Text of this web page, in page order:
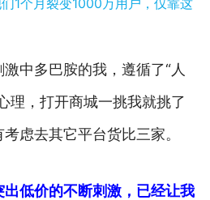
中多巴胺的我，遵循了“人
理，打开商城一挑我就挑了
虑去其它平台货比三家。
出低价的不断刺激，已经让我